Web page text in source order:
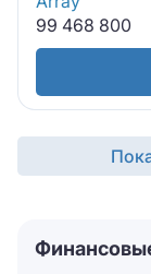
99 468 800